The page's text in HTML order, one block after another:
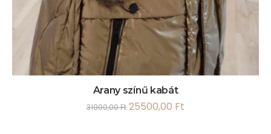
Arany színű kabát
31900,00Ft 25500,00 Ft